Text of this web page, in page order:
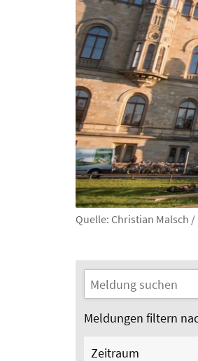
Quelle: Christian Malsch /
Meldungen filtern
Zeitraum